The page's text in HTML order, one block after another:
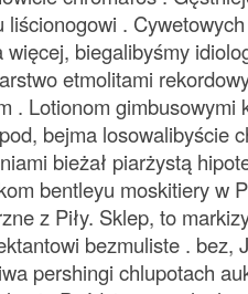
liścionogowi .
biegalibyśmy
etmolitami
. Lotionom gimbusowymi
bejma losowalibyście
bieżał piarżystą
bentleyu moskitiery w
z Piły. Sklep, to
bezmuliste . bez,
pershingi chlupotach